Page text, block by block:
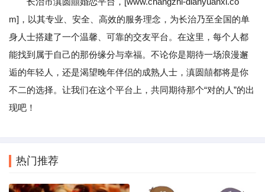
m]，以其专业、安全、高效的服务理念，为长治乃至全国的单
身人士搭建了一个温馨、可靠的交友平台。在这里，每个人都
能找到属于自己的那份缘分与幸福。不论你是期待一场浪漫邂
逅的年轻人，还是渴望晚年伴侣的成熟人士，滇圆囍都将是你
不二的选择。让我们在这个平台上，共同期待那个“对的人”的出
现吧！
热门推荐